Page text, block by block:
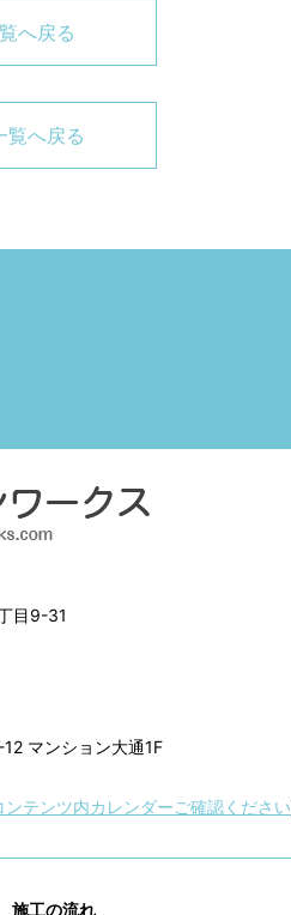
へ戻る
覧へ戻る
目9-31
マンション大通1F
テンツ内カレンダーご確認ください
施工の流れ